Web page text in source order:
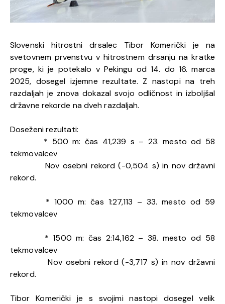
Slovenski hitrostni drsalec Tibor Komerički je na
svetovnem prvenstvu v hitrostnem drsanju na kratke
proge, ki je potekalo v Pekingu od 14. do 16. marca
2025, dosegel izjemne rezultate. Z nastopi na treh
razdaljah je znova dokazal svojo odličnost in izboljšal
državne rekorde na dveh razdaljah.
Doseženi rezultati:
* 500 m: čas 41,239 s – 23. mesto od 58
tekmovalcev
Nov osebni rekord (-0,504 s) in nov državni
rekord.
* 1000 m: čas 1:27,113 – 33. mesto od 59
tekmovalcev
* 1500 m: čas 2:14,162 – 38. mesto od 58
tekmovalcev
Nov osebni rekord (-3,717 s) in nov državni
rekord.
Tibor Komerički je s svojimi nastopi dosegel velik